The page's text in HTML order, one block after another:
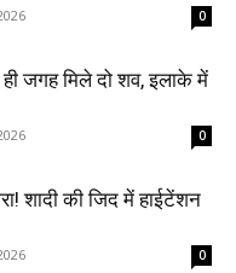
0
जगह मिले दो शव, इलाके में
0
शादी की जिद में हाईटेंशन
0